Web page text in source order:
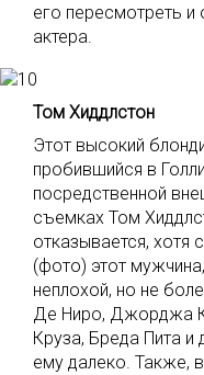
его пересмотреть и
актера.
Том Хиддлстон
Этот высокий
пробившийся в
посредственной
съемках Том
отказывается,
(фото) этот
неплохой, но не
Де Ниро, Джорджа
Круза, Бреда Пита
ему далеко. Также,